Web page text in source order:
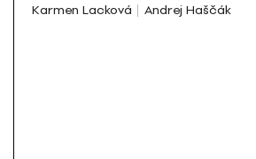
Karmen Lacková Andrej Haščák